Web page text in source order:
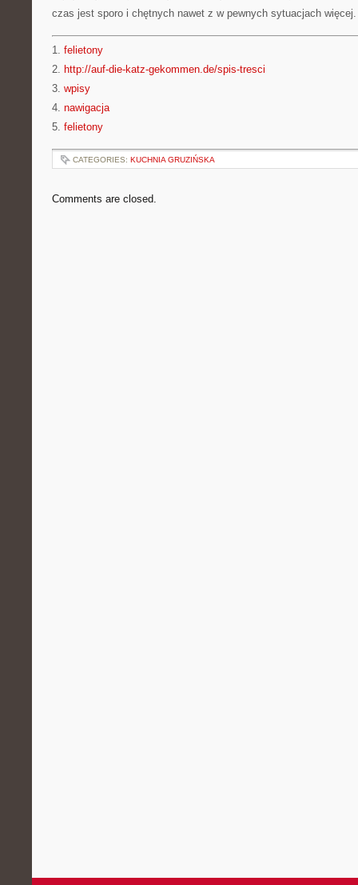
czas jest sporo i chętnych nawet z w pewnych sytuacjach więcej.
1. felietony
2. http://auf-die-katz-gekommen.de/spis-tresci
3. wpisy
4. nawigacja
5. felietony
CATEGORIES: KUCHNIA GRUZIŃSKA
Comments are closed.